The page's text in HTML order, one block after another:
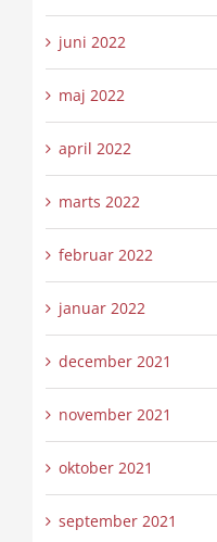
juni 2022
maj 2022
april 2022
marts 2022
februar 2022
januar 2022
december 2021
november 2021
oktober 2021
september 2021